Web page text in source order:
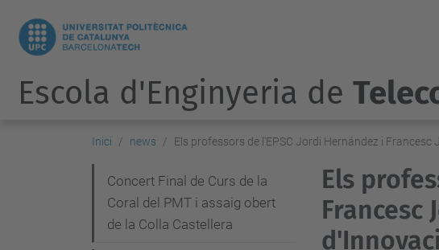
Escola d'Enginyeria de
Inici news Els professors de l'EPSC Jordi Hernández i
Els
Francesc
v
Concert Final de Curs de la
Coral del PMT i assaig obert
de la Colla Castellera